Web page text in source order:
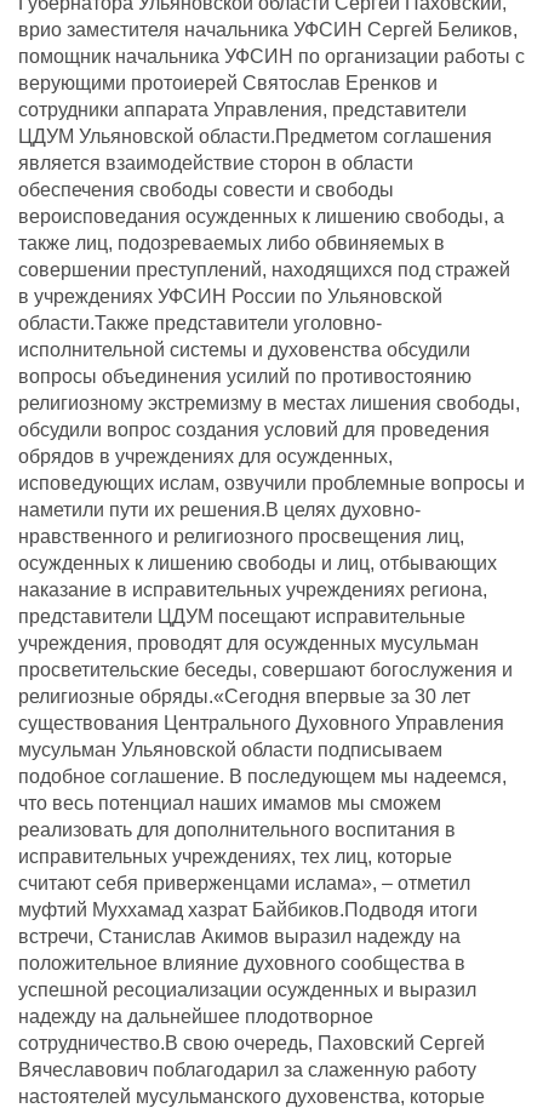
врио заместителя начальника УФСИН Сергей Беликов,
помощник начальника УФСИН по организации работы с
верующими протоиерей Святослав Еренков и
сотрудники аппарата Управления, представители
ЦДУМ Ульяновской области.Предметом соглашения
является взаимодействие сторон в области
обеспечения свободы совести и свободы
вероисповедания осужденных к лишению свободы, а
также лиц, подозреваемых либо обвиняемых в
совершении преступлений, находящихся под стражей
в учреждениях УФСИН России по Ульяновской
области.Также представители уголовно-
исполнительной системы и духовенства обсудили
вопросы объединения усилий по противостоянию
религиозному экстремизму в местах лишения свободы,
обсудили вопрос создания условий для проведения
обрядов в учреждениях для осужденных,
исповедующих ислам, озвучили проблемные вопросы и
наметили пути их решения.В целях духовно-
нравственного и религиозного просвещения лиц,
осужденных к лишению свободы и лиц, отбывающих
наказание в исправительных учреждениях региона,
представители ЦДУМ посещают исправительные
учреждения, проводят для осужденных мусульман
просветительские беседы, совершают богослужения и
религиозные обряды.«Сегодня впервые за 30 лет
существования Центрального Духовного Управления
мусульман Ульяновской области подписываем
подобное соглашение. В последующем мы надеемся,
что весь потенциал наших имамов мы сможем
реализовать для дополнительного воспитания в
исправительных учреждениях, тех лиц, которые
считают себя приверженцами ислама», – отметил
муфтий Муххамад хазрат Байбиков.Подводя итоги
встречи, Станислав Акимов выразил надежду на
положительное влияние духовного сообщества в
успешной ресоциализации осужденных и выразил
надежду на дальнейшее плодотворное
сотрудничество.В свою очередь, Паховский Сергей
Вячеславович поблагодарил за слаженную работу
настоятелей мусульманского духовенства, которые